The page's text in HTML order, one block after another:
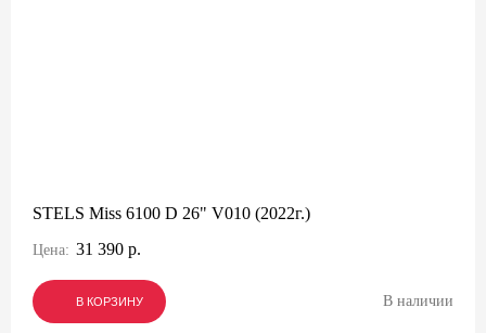
STELS Miss 6100 D 26" V010 (2022г.)
Цена: 31 390 р.
В КОРЗИНУ
В КОРЗИНУ
В КОРЗИНУ В наличии